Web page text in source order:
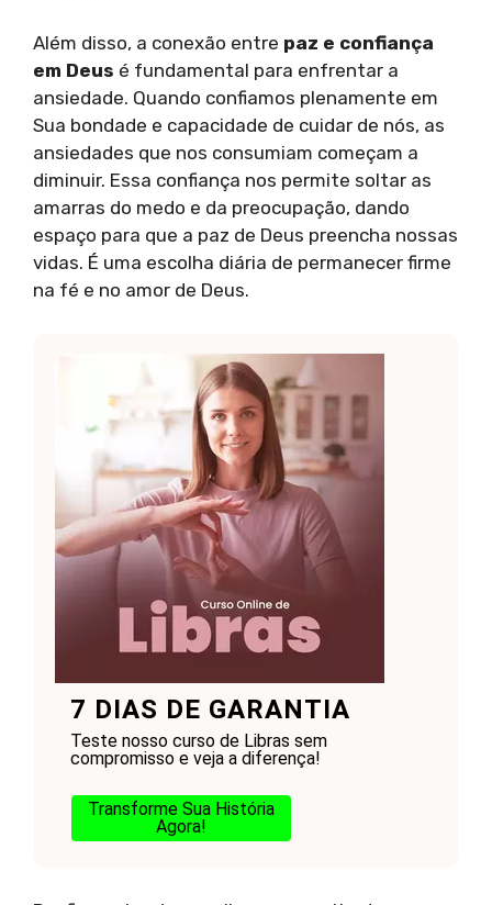
Além disso, a conexão entre paz e confiança
em Deus é fundamental para enfrentar a
ansiedade. Quando confiamos plenamente em
Sua bondade e capacidade de cuidar de nós, as
ansiedades que nos consumiam começam a
diminuir. Essa confiança nos permite soltar as
amarras do medo e da preocupação, dando
espaço para que a paz de Deus preencha nossas
vidas. É uma escolha diária de permanecer firme
na fé e no amor de Deus.
7 DIAS DE GARANTIA
Teste nosso curso de Libras sem
compromisso e veja a diferença!
Transforme Sua História
Agora!